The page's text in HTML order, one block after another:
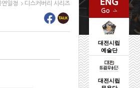
대전시립
예술단
대전시립
일정 디스커버리 시리즈